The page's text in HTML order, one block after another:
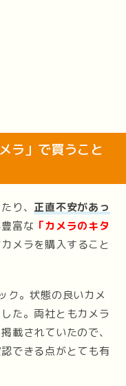
ラ」で買うこと
り、 正直不安があっ
富な 「カメラのキタ
メラを購入すること
ク。状態の良いカメ
た。両社ともカメラ
載されていたので、
できる点がとても有